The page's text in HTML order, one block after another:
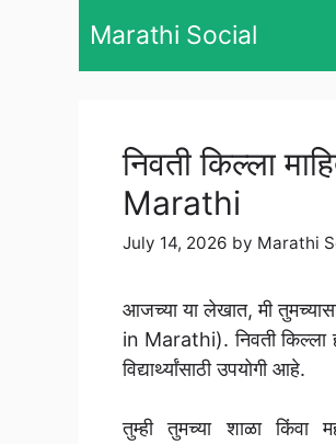
Marathi Social
निवती किल्ला
Marathi
July 14, 2026 by Marathi
आजच्या या लेखात, मी
in Marathi). निवती किल्ला
विद्यार्थ्यांसाठी उपयोगी आहे.
तुम्ही तुमच्या शाळा किंवा